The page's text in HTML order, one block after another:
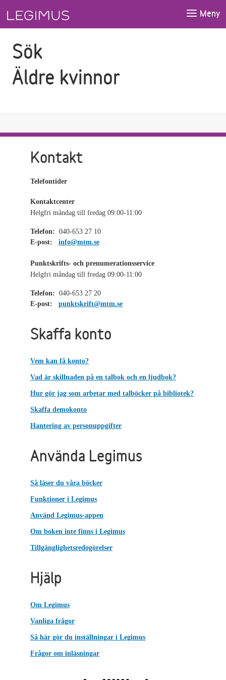
Meny
Sök
Äldre kvinnor
Kontakt
Telefontider
Kontaktcenter
Helgfri måndag till fredag 09:00-11:00
Telefon: 040-653 27 10
E-post:
info@mtm.se
Punktskrifts- och prenumerationsservice
Helgfri måndag till fredag 09:00-11:00
Telefon: 040-653 27 20
E-post:
punktskrift@mtm.se
Skaffa konto
Vem kan få konto?
Vad är skillnaden på en talbok och en ljudbok?
Hur gör jag som arbetar med talböcker på bibliotek?
Skaffa demokonto
Hantering av personuppgifter
Använda Legimus
Så läser du våra böcker
Funktioner i Legimus
Använd Legimus-appen
Om boken inte finns i Legimus
Tillgänglighetsredogörelser
Hjälp
Om Legimus
Vanliga frågor
Så här gör du inställningar i Legimus
Frågor om inläsningar